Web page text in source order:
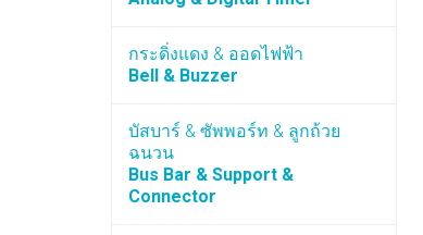
กระดิ่งแดง & ออดไฟฟ้า
Bell & Buzzer
บัสบาร์ & ซัพพอร์ท & ลูกถ้วย
ฉนวน
Bus Bar & Support &
Connector